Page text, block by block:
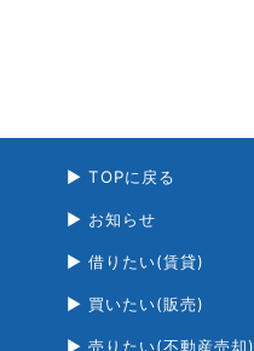
TOPに戻る
お知らせ
借りたい(賃貸)
買いたい(販売)
売りたい(不動産売却)